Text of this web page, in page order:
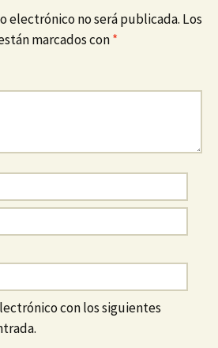
electrónico no será publicada. Los
marcados con*
con los siguientes